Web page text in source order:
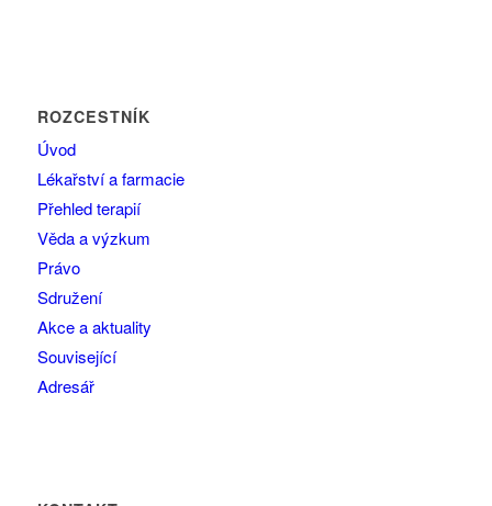
ROZCESTNÍK
Úvod
Lékařství a farmacie
Přehled terapií
Věda a výzkum
Právo
Sdružení
Akce a aktuality
Související
Adresář